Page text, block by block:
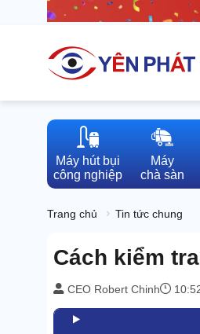
Máy hút bụi
công nghiệp
Máy
chà sàn
Trang chủ Tin tức chung
Cách kiểm
CEO Robert Chinh